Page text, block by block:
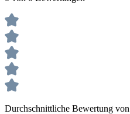
Durchschnittliche Bewertung